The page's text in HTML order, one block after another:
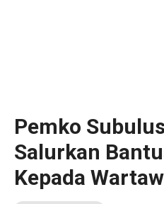
Pemko
Salurkan
Kepada